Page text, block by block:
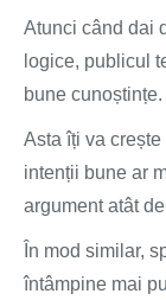
Atunci când dai
logice, publicul
bune cunoștințe.
Asta îți va
intenții bune ar
argument atât
În mod similar,
întâmpine mai